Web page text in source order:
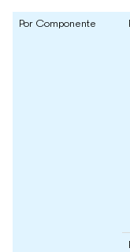
Por Componente